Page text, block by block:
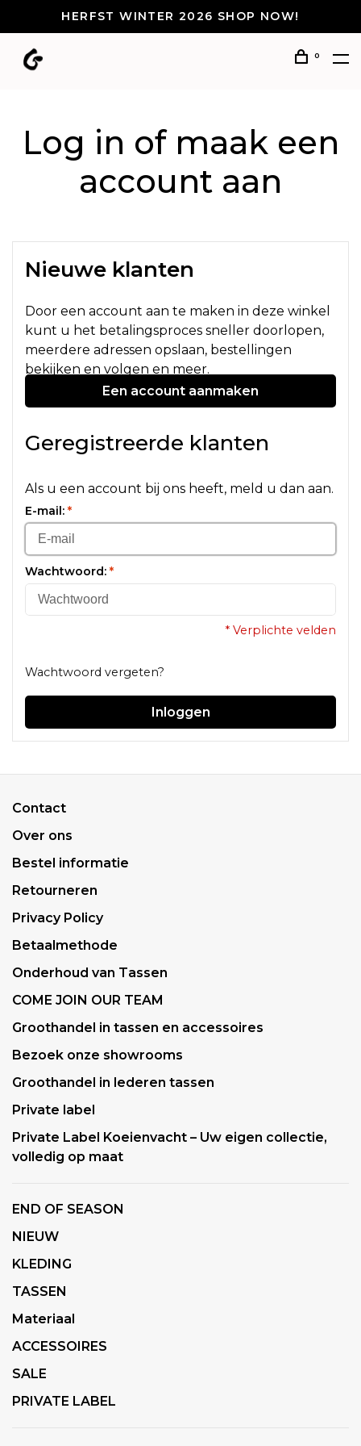
HERFST WINTER 2026 SHOP NOW!
0
Log in of maak een
account aan
Nieuwe klanten
Door een account aan te maken in deze winkel
kunt u het betalingsproces sneller doorlopen,
meerdere adressen opslaan, bestellingen
bekijken en volgen en meer.
Een account aanmaken
Geregistreerde klanten
Als u een account bij ons heeft, meld u dan aan.
E-mail: *
Wachtwoord: *
* Verplichte velden
Wachtwoord vergeten?
Inloggen
Contact
Over ons
Bestel informatie
Retourneren
Privacy Policy
Betaalmethode
Onderhoud van Tassen
COME JOIN OUR TEAM
Groothandel in tassen en accessoires
Bezoek onze showrooms
Groothandel in lederen tassen
Private label
Private Label Koeienvacht – Uw eigen collectie,
volledig op maat
END OF SEASON
NIEUW
KLEDING
TASSEN
Materiaal
ACCESSOIRES
SALE
PRIVATE LABEL